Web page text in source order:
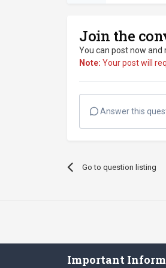
Join the
You can post now and
Note: Your post will
Answer this
Go to question listing
Important